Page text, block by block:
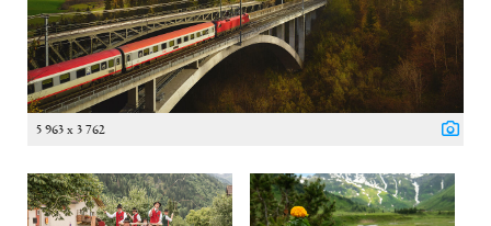
5 963 x 3 762